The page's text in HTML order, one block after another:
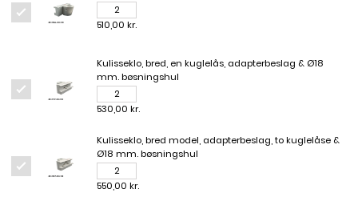
510,00 kr.
Kulisseklo, bred, en kuglelås, adapterbeslag & Ø18
mm. bøsningshul
530,00 kr.
Kulisseklo, bred model, adapterbeslag, to kuglelåse &
Ø18 mm. bøsningshul
550,00 kr.